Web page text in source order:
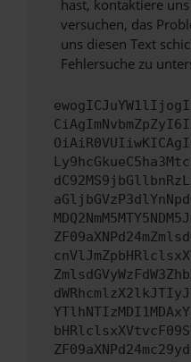
hast, kontaktiere
versuchen, das
uns diesen Text
Fehlersuche zu